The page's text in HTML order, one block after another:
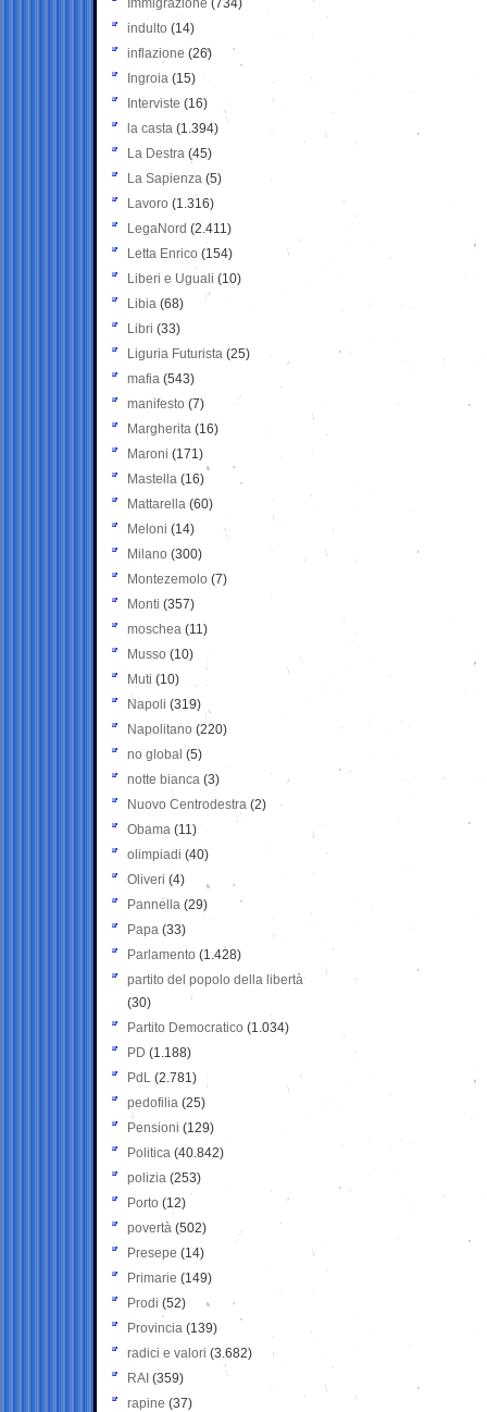
Immigrazione (734)
indulto (14)
inflazione (26)
Ingroia (15)
Interviste (16)
la casta (1.394)
La Destra (45)
La Sapienza (5)
Lavoro (1.316)
LegaNord (2.411)
Letta Enrico (154)
Liberi e Uguali (10)
Libia (68)
Libri (33)
Liguria Futurista (25)
mafia (543)
manifesto (7)
Margherita (16)
Maroni (171)
Mastella (16)
Mattarella (60)
Meloni (14)
Milano (300)
Montezemolo (7)
Monti (357)
moschea (11)
Musso (10)
Muti (10)
Napoli (319)
Napolitano (220)
no global (5)
notte bianca (3)
Nuovo Centrodestra (2)
Obama (11)
olimpiadi (40)
Oliveri (4)
Pannella (29)
Papa (33)
Parlamento (1.428)
partito del popolo della libertà
(30)
Partito Democratico (1.034)
PD (1.188)
PdL (2.781)
pedofilia (25)
Pensioni (129)
Politica (40.842)
polizia (253)
Porto (12)
povertà (502)
Presepe (14)
Primarie (149)
Prodi (52)
Provincia (139)
radici e valori (3.682)
RAI (359)
rapine (37)